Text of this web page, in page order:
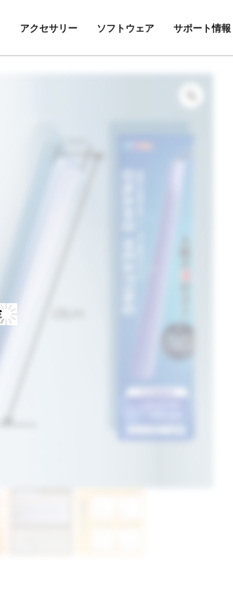
アクセサリー ソフトウェア サポート情報